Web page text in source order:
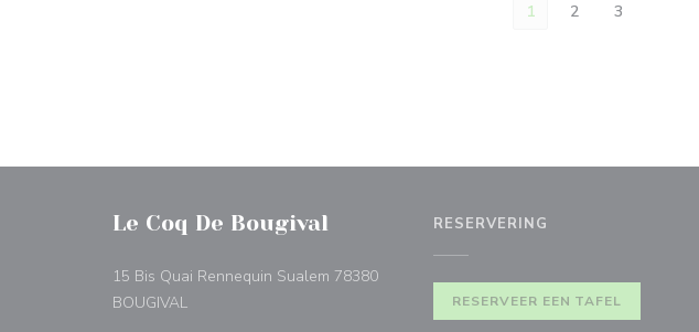
1 2 3
Le Coq De Bougival
15 Bis Quai Rennequin Sualem 78380
BOUGIVAL((opent in een nieuw venster))
RESERVERING
RESERVEER EEN TAFEL